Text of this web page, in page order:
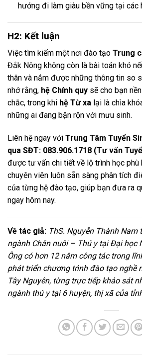
hướng đi làm giàu bền vững tại các
H2: Kết luận
Việc tìm kiếm một nơi đào tạo Trung
Đắk Nông không còn là bài toán khó
thân và nắm được những thông tin so
nhớ rằng, hệ Chính quy sẽ cho bạn
chắc, trong khi hệ Từ xa lại là chìa
những ai đang bận rộn với mưu sinh.
Liên hệ ngay với Trung Tâm Tuyển
qua SĐT: 083.906.1718 (Tư vấn
được tư vấn chi tiết về lộ trình học phù
chuyên viên luôn sẵn sàng phân tích
của từng hệ đào tạo, giúp bạn đưa ra
ngay hôm nay.
Về tác giả: ThS. Nguyễn Thành Nam
ngành Chăn nuôi – Thú y tại Đại học
Ông có hơn 12 năm công tác trong
phát triển chương trình đào tạo nghề
Tây Nguyên, từng trực tiếp khảo sát
ngành thú y tại 6 huyện, thị xã của